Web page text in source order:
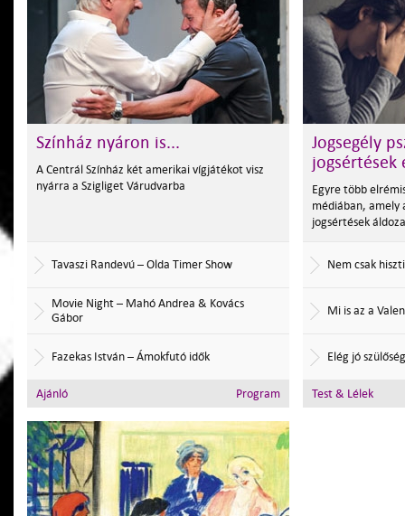
Színház nyáron is...
A Centrál Színház két amerikai vígjátékot visz
nyárra a Szigliget Várudvarba
Tavaszi Randevú – Olda Timer Show
Movie Night – Mahó Andrea & Kovács
Gábor
Fazekas István – Ámokfutó idők
Ajánló Program
Jogsegély
jogsértések
Egyre több
médiában, amely
jogsértések
Nem csak hiszti
Mi is az a
Elég jó szülőség
Test & Lélek